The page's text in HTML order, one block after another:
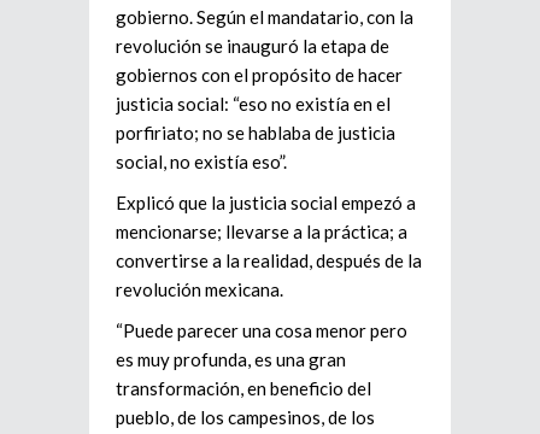
gobierno. Según el mandatario, con la
revolución se inauguró la etapa de
gobiernos con el propósito de hacer
justicia social: “eso no existía en el
porfiriato; no se hablaba de justicia
social, no existía eso”.
Explicó que la justicia social empezó a
mencionarse; llevarse a la práctica; a
convertirse a la realidad, después de la
revolución mexicana.
“Puede parecer una cosa menor pero
es muy profunda, es una gran
transformación, en beneficio del
pueblo, de los campesinos, de los